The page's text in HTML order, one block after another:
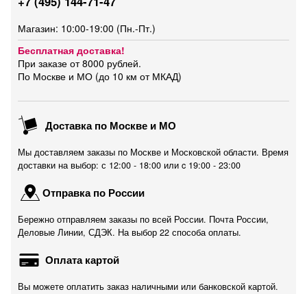
Магазин: 10:00-19:00 (Пн.-Пт.)
Бесплатная доставка!
При заказе от 8000 рублей.
По Москве и МО (до 10 км от МКАД)
Доставка по Москве и МО
Мы доставляем заказы по Москве и Московской области. Время
доставки на выбор: с 12:00 - 18:00 или c 19:00 - 23:00
Отправка по России
Бережно отправляем заказы по всей России. Почта России,
Деловые Линии, СДЭК. На выбор 22 способа оплаты.
Оплата картой
Вы можете оплатить заказ наличными или банковской картой.